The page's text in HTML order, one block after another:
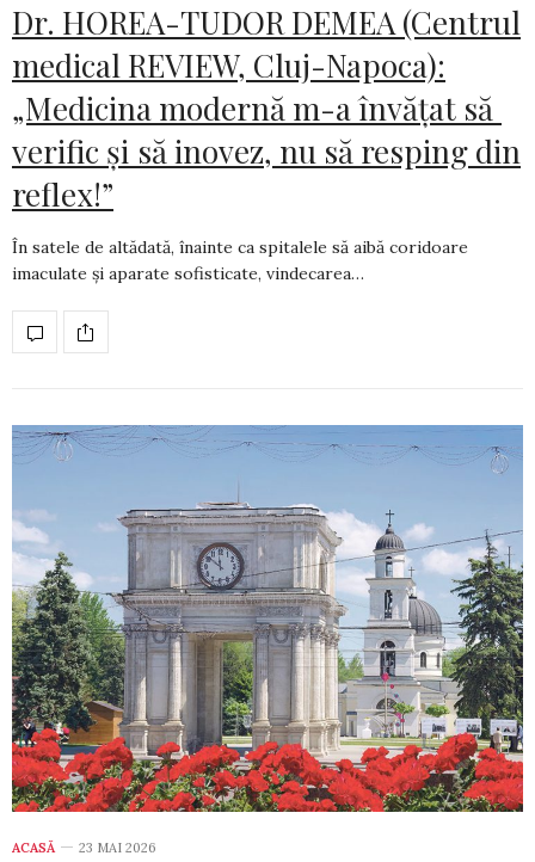
Dr. HOREA-TUDOR DEMEA (Centrul
medical REVIEW, Cluj-Napoca):
„Medicina modernă m-a învățat să
verific și să inovez, nu să resping din
reflex!”
În satele de altădată, înainte ca spitalele să aibă coridoare
imaculate și aparate sofis­ti­cate, vindecarea…
ACASĂ 23 MAI 2026